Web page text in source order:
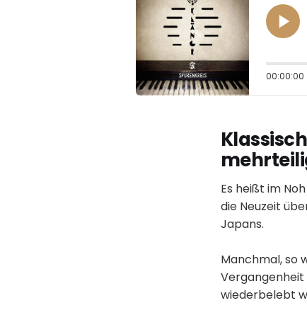
00:00:00
Es heißt im
die Neuzeit
Japans.
Manchmal, so
Vergangenheit
wiederbelebt